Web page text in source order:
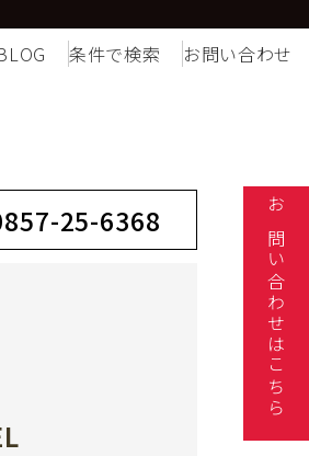
条件で検索 お問い合わせ
25-6368 お問い合わせはこちら